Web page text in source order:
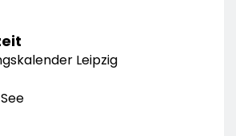
Leipzig